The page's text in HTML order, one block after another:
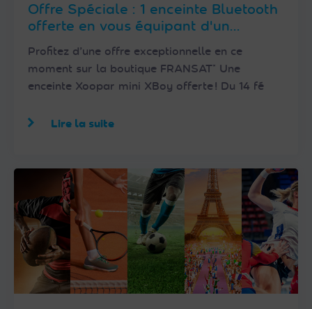
Offre Spéciale : 1 enceinte Bluetooth
offerte en vous équipant d'un
Module TV FRANSAT
Profitez d’une offre exceptionnelle en ce
moment sur la boutique FRANSAT* Une
enceinte Xoopar mini XBoy offerte ! Du 14 fé
Lire la suite